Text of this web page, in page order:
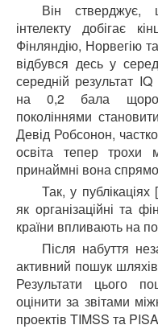
Він стверджує,
інтелекту добігає
Фінляндію, Норвегію
відбувся десь у
середній результат
на 0,2 бала
поколіннями
Девід Робсонон,
освіта тепер
принаймні вона
Так, у
як організаційні та
країни впливають на
Після набуття
активний пошук
Результати цього
оцінити за звітами
проектів TIMSS та